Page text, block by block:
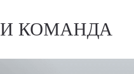
И КОМАНДА